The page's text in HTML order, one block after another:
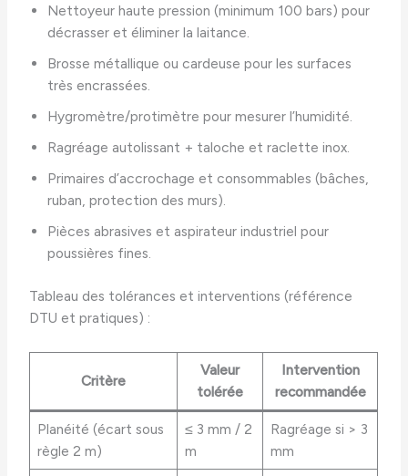
Nettoyeur haute pression (minimum 100 bars) pour
décrasser et éliminer la laitance.
Brosse métallique ou cardeuse pour les surfaces
très encrassées.
Hygromètre/protimètre pour mesurer l’humidité.
Ragréage autolissant + taloche et raclette inox.
Primaires d’accrochage et consommables (bâches,
ruban, protection des murs).
Pièces abrasives et aspirateur industriel pour
poussières fines.
Tableau des tolérances et interventions (référence
DTU et pratiques) :
Critère
Valeur
tolérée
Intervention
recommandée
Planéité (écart sous
règle 2 m)
≤ 3 mm / 2
m
Ragréage si > 3
mm